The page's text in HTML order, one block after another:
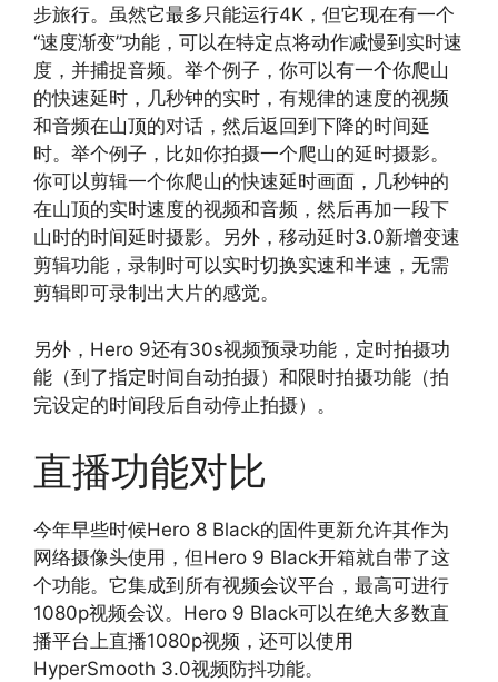
步旅行。虽然它最多只能运行4K，但它现在有一个
“速度渐变”功能，可以在特定点将动作减慢到实时速
度，并捕捉音频。举个例子，你可以有一个你爬山
的快速延时，几秒钟的实时，有规律的速度的视频
和音频在山顶的对话，然后返回到下降的时间延
时。举个例子，比如你拍摄一个爬山的延时摄影。
你可以剪辑一个你爬山的快速延时画面，几秒钟的
在山顶的实时速度的视频和音频，然后再加一段下
山时的时间延时摄影。另外，移动延时3.0新增变速
剪辑功能，录制时可以实时切换实速和半速，无需
剪辑即可录制出大片的感觉。
另外，Hero 9还有30s视频预录功能，定时拍摄功
能（到了指定时间自动拍摄）和限时拍摄功能（拍
完设定的时间段后自动停止拍摄）。
直播功能对比
今年早些时候Hero 8 Black的固件更新允许其作为
网络摄像头使用，但Hero 9 Black开箱就自带了这
个功能。它集成到所有视频会议平台，最高可进行
1080p视频会议。Hero 9 Black可以在绝大多数直
播平台上直播1080p视频，还可以使用
HyperSmooth 3.0视频防抖功能。